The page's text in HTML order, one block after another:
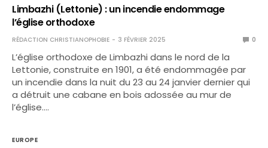
Limbazhi (Lettonie) : un incendie endommage
l’église orthodoxe
RÉDACTION CHRISTIANOPHOBIE 3 FÉVRIER 2025 0
L’église orthodoxe de Limbazhi dans le nord de la
Lettonie, construite en 1901, a été endommagée par
un incendie dans la nuit du 23 au 24 janvier dernier qui
a détruit une cabane en bois adossée au mur de
l’église.…
EUROPE